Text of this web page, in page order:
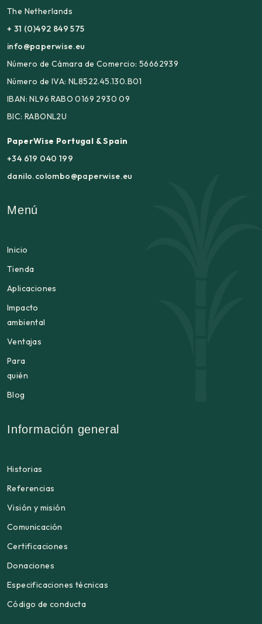
The Netherlands
+ 31 (0)492 849 575
info@paperwise.eu
Número de Cámara de Comercio: 56662939
Número de IVA: NL8522.45.130.B01
IBAN: NL96 RABO 0169 2930 09
BIC: RABONL2U
PaperWise Portugal & Spain
+34 619 040 199
danilo.colombo@paperwise.eu
Menú
Inicio
Tienda
Aplicaciones
Impacto
ambiental
Ventajas
Para
quién
Blog
Información general
Historias
Referencias
Visión y misión
Comunicación
Certificaciones
Donaciones
Especificaciones técnicas
Código de conducta